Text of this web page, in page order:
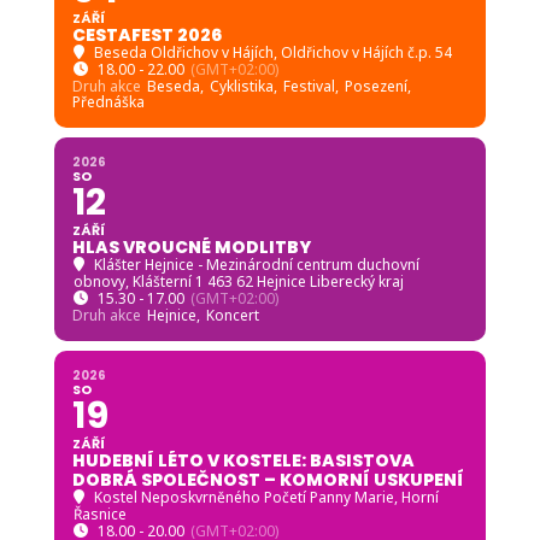
ZÁŘÍ
CESTAFEST 2026
Beseda Oldřichov v Hájích, Oldřichov v Hájích č.p. 54
18.00 - 22.00 (GMT+02:00)
Druh akce Beseda, Cyklistika, Festival, Posezení,
Přednáška
2026
SO
12
ZÁŘÍ
HLAS VROUCNÉ MODLITBY
Klášter Hejnice - Mezinárodní centrum duchovní
obnovy, Klášterní 1 463 62 Hejnice Liberecký kraj
15.30 - 17.00 (GMT+02:00)
Druh akce Hejnice, Koncert
2026
SO
19
ZÁŘÍ
HUDEBNÍ LÉTO V KOSTELE: BASISTOVA
DOBRÁ SPOLEČNOST – KOMORNÍ USKUPENÍ
Kostel Neposkvrněného Početí Panny Marie, Horní
Řasnice
18.00 - 20.00 (GMT+02:00)